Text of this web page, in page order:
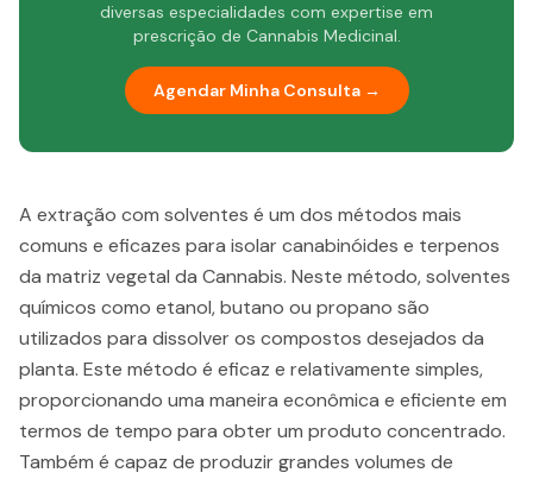
diversas especialidades com expertise em
prescrição de Cannabis Medicinal.
Agendar Minha Consulta →
A extração com solventes é um dos métodos mais
comuns e eficazes para isolar canabinóides e terpenos
da matriz vegetal da Cannabis. Neste método, solventes
químicos como etanol, butano ou propano são
utilizados para dissolver os compostos desejados da
planta. Este método é eficaz e relativamente simples,
proporcionando uma maneira econômica e eficiente em
termos de tempo para obter um produto concentrado.
Também é capaz de produzir grandes volumes de